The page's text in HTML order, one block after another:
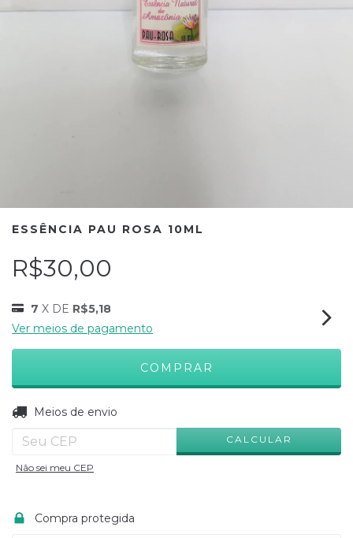
ESSÊNCIA PAU ROSA 10ML
R$30,00
7 X DE R$5,18
Ver meios de pagamento
Entregas para o CEP:
Meios de envio
CALCULAR
Não sei meu CEP
Compra protegida